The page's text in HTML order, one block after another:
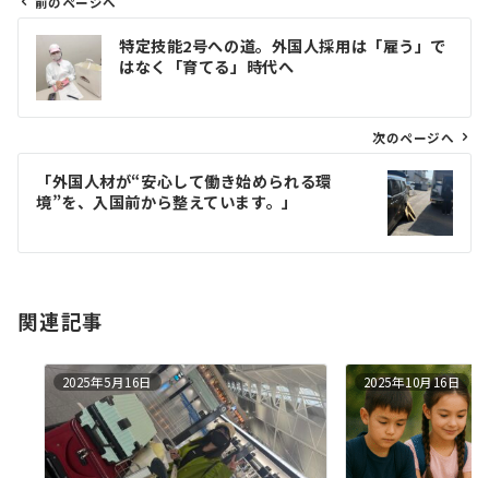
ビ
ン
特定技能2号への道。外国人採用は「雇う」で
はなく「育てる」時代へ
次のページへ
「外国人材が“安心して働き始められる環
境”を、入国前から整えています。」
関連記事
2025年5月16日 2025年10月16日